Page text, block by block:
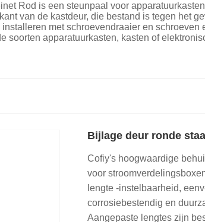
Rod is een steunpaal voor
van de kastdeur, die bestand is tegen het
met schroevendraaier en
apparatuurkasten, kasten of
Bijlage deur ronde
Cofiy's hoogwaardige
voor
lengte -instelbaarheid,
corrosiebestendig en
Aangepaste lengtes zijn